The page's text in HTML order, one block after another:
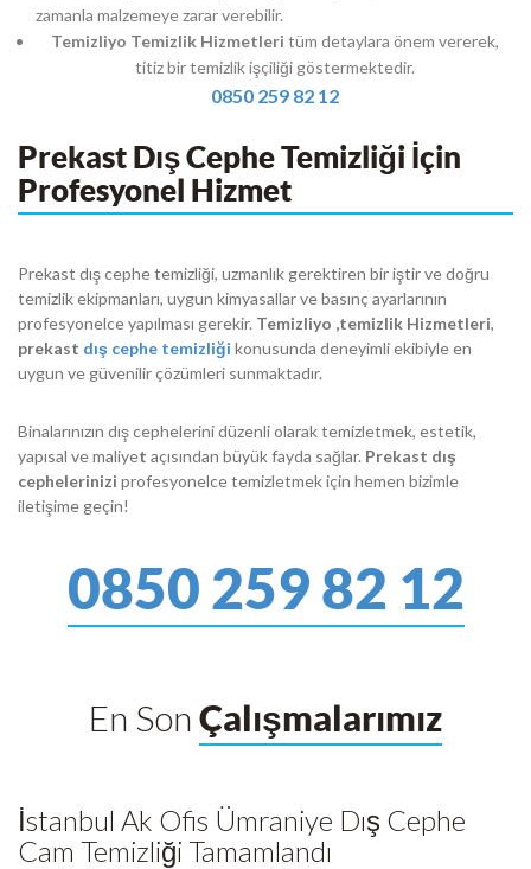
zamanla malzemeye zarar verebilir.
Temizliyo Temizlik Hizmetleri tüm detaylara önem vererek,
titiz bir temizlik işçiliği göstermektedir.
0850 259 82 12
Prekast Dış Cephe Temizliği İçin
Profesyonel Hizmet
Prekast dış cephe temizliği, uzmanlık gerektiren bir iştir ve doğru
temizlik ekipmanları, uygun kimyasallar ve basınç ayarlarının
profesyonelce yapılması gerekir. Temizliyo ,temizlik Hizmetleri,
prekast dış cephe temizliği konusunda deneyimli ekibiyle en
uygun ve güvenilir çözümleri sunmaktadır.
Binalarınızın dış cephelerini düzenli olarak temizletmek, estetik,
yapısal ve maliyet açısından büyük fayda sağlar. Prekast dış
cephelerinizi profesyonelce temizletmek için hemen bizimle
iletişime geçin!
0850 259 82 12
En Son Çalışmalarımız
İstanbul Ak Ofis Ümraniye Dış Cephe
Cam Temizliği Tamamlandı